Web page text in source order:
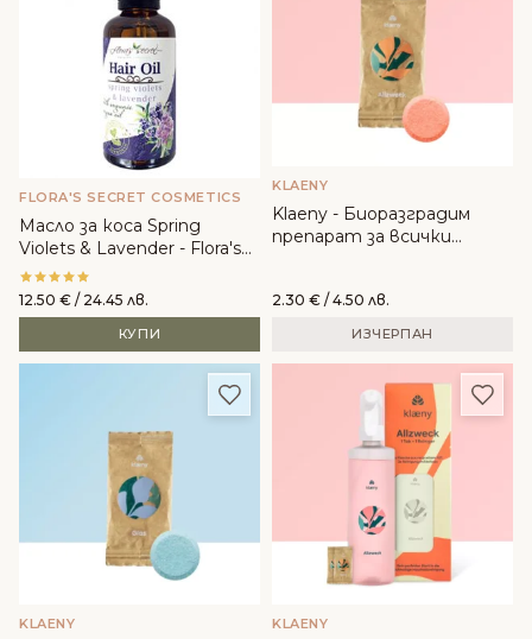
FLORA'S SECRET COSMETICS
Масло за коса Spring
Violets & Lavender - Flora's
Secret
12.50 € / 24.45 лв.
КУПИ
KLAENY
Klaeny - Биоразградим
препарат за всички
2.30 € / 4.50 лв.
ИЗЧЕРПАН
Добави в любими
KLAENY KLAENY